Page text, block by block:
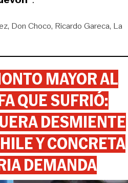
Don Choco Ricardo Gareca La
MAYOR AL
QUE SUFRIÓ:
DESMIENTE
Y CONCRETA
DEMANDA